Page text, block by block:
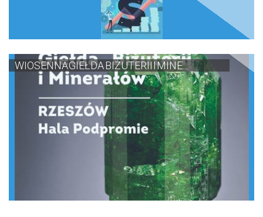
WIOSENNA GIEŁDA BIŻUTERII I MINE...